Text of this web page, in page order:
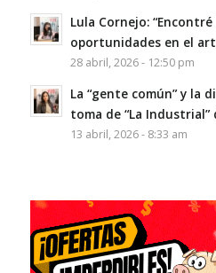
Lula Cornejo:
oportunidades en el
28 abril, 2026 - 12:50 pm
La “gente común” y la
toma de “La Industrial”
13 abril, 2026 - 8:33 am